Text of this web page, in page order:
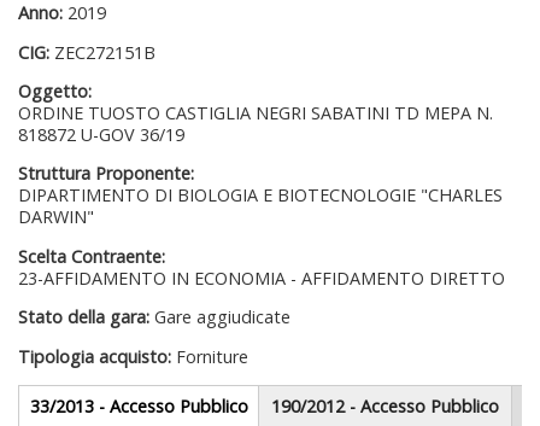
Anno: 2019
CIG: ZEC272151B
Oggetto:
ORDINE TUOSTO CASTIGLIA NEGRI SABATINI TD MEPA N.
818872 U-GOV 36/19
Struttura Proponente:
DIPARTIMENTO DI BIOLOGIA E BIOTECNOLOGIE "CHARLES
DARWIN"
Scelta Contraente:
23-AFFIDAMENTO IN ECONOMIA - AFFIDAMENTO DIRETTO
Stato della gara: Gare aggiudicate
Tipologia acquisto: Forniture
33/2013 - Accesso Pubblico(scheda
190/2012 - Accesso Pubblico